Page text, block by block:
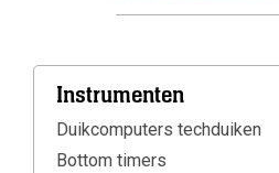
Instrumenten
Duikcomputers techduiken
Bottom timers